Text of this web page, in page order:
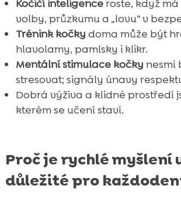
Kočičí inteligenceroste, když
volby, průzkumu a „lovu“ v
Trénink kočky doma může být
hlavolamy, pamlsky i klikr.
Mentální stimulace kočky nesmí
stresovat; signály únavy
Dobrá výživa a klidné prostředí
kterém se učení staví.
Proč je rychlé myšlení
důležité pro